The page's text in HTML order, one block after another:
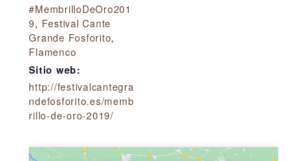
#MembrilloDeOro201
9, Festival Cante
Grande Fosforito,
Flamenco
Sitio web:
http://festivalcantegra
ndefosforito.es/memb
rillo-de-oro-2019/